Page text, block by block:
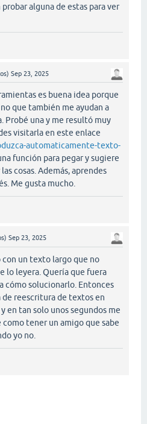
probar alguna de estas para ver
Sep 23, 2025
es buena idea porque
que también me ayudan a
Probé una y me resultó muy
visitarla en este enlace
automaticamente-texto-
función para pegar y sugiere
cosas. Además, aprendes
Me gusta mucho.
Sep 23, 2025
con un texto largo que no
lo leyera. Quería que fuera
cómo solucionarlo. Entonces
reescritura de textos en
en tan solo unos segundos me
como tener un amigo que sabe
yo no.